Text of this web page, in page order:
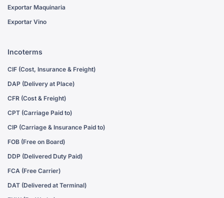
Exportar Maquinaria
Exportar Vino
Incoterms
CIF (Cost, Insurance & Freight)
DAP (Delivery at Place)
CFR (Cost & Freight)
CPT (Carriage Paid to)
CIP (Carriage & Insurance Paid to)
FOB (Free on Board)
DDP (Delivered Duty Paid)
FCA (Free Carrier)
DAT (Delivered at Terminal)